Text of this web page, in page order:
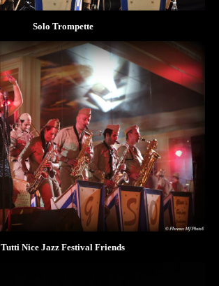
Solo Trompette
Tutti Nice Jazz Festival Friends